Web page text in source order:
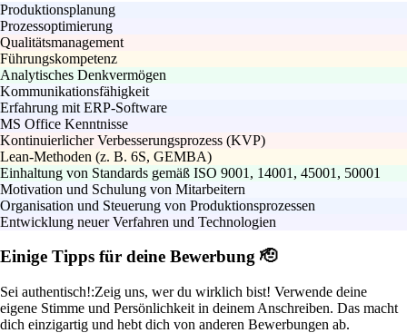
Produktionsplanung
Prozessoptimierung
Qualitätsmanagement
Führungskompetenz
Analytisches Denkvermögen
Kommunikationsfähigkeit
Erfahrung mit ERP-Software
MS Office Kenntnisse
Kontinuierlicher Verbesserungsprozess (KVP)
Lean-Methoden (z. B. 6S, GEMBA)
Einhaltung von Standards gemäß ISO 9001, 14001, 45001, 50001
Motivation und Schulung von Mitarbeitern
Organisation und Steuerung von Produktionsprozessen
Entwicklung neuer Verfahren und Technologien
Einige Tipps für deine Bewerbung 🫡
Sei authentisch!:Zeig uns, wer du wirklich bist! Verwende deine
eigene Stimme und Persönlichkeit in deinem Anschreiben. Das macht
dich einzigartig und hebt dich von anderen Bewerbungen ab.